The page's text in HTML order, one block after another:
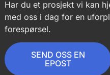
Har du et prosjekt vi kan
med oss i dag for en
forespørsel.
SEND OSS EN
EPOST